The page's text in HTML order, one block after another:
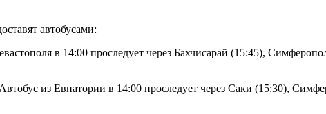
автобусами:
в 14:00 проследует через Бахчисарай (15:45),
из Евпатории в 14:00 проследует через Саки (15:30),